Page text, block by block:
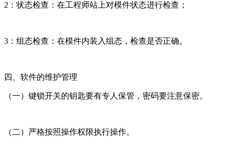
2：状态检查：在工程师站上对模件状态进行检查；
3：组态检查：在模件内装入组态，检查是否正确。
四、软件的维护管理
（一）键锁开关的钥匙要有专人保管，密码要注意保密。
（二）严格按照操作权限执行操作。